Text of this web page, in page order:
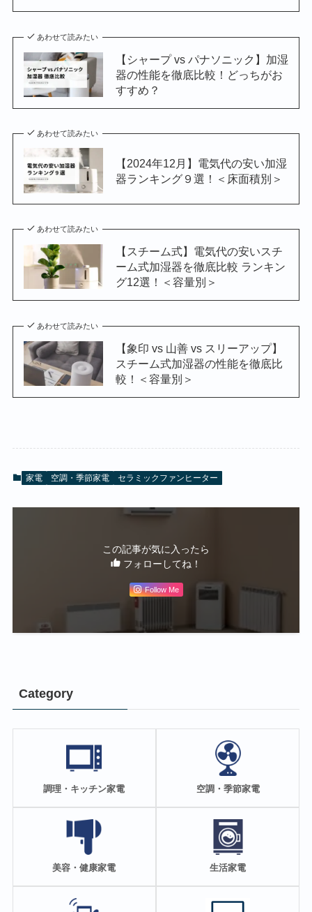
あわせて読みたい
【シャープ vs パナソニック】加湿
器の性能を徹底比較！どっちがお
すすめ？
あわせて読みたい
【2024年12月】電気代の安い加湿
器ランキング９選！＜床面積別＞
あわせて読みたい
【スチーム式】電気代の安いスチ
ーム式加湿器を徹底比較 ランキン
グ12選！＜容量別＞
あわせて読みたい
【象印 vs 山善 vs スリーアップ】
スチーム式加湿器の性能を徹底比
較！＜容量別＞
家電 空調・季節家電 セラミックファンヒーター
この記事が気に入ったら
フォローしてね！
Follow Me
Category
調理・キッチン家電 空調・季節家電
美容・健康家電 生活家電